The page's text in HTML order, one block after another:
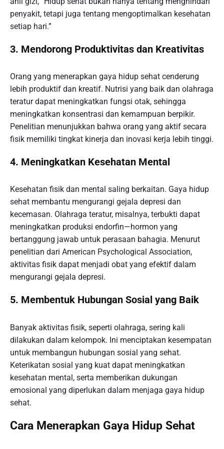
penyakit, tetapi juga tentang mengoptimalkan kesehatan
setiap hari.”
3. Mendorong Produktivitas dan Kreativitas
Orang yang menerapkan gaya hidup sehat cenderung
lebih produktif dan kreatif. Nutrisi yang baik dan olahraga
teratur dapat meningkatkan fungsi otak, sehingga
meningkatkan konsentrasi dan kemampuan berpikir.
Penelitian menunjukkan bahwa orang yang aktif secara
fisik memiliki tingkat kinerja dan inovasi kerja lebih tinggi.
4. Meningkatkan Kesehatan Mental
Kesehatan fisik dan mental saling berkaitan. Gaya hidup
sehat membantu mengurangi gejala depresi dan
kecemasan. Olahraga teratur, misalnya, terbukti dapat
meningkatkan produksi endorfin—hormon yang
bertanggung jawab untuk perasaan bahagia. Menurut
penelitian dari American Psychological Association,
aktivitas fisik dapat menjadi obat yang efektif dalam
mengurangi gejala depresi.
5. Membentuk Hubungan Sosial yang Baik
Banyak aktivitas fisik, seperti olahraga, sering kali
dilakukan dalam kelompok. Ini menciptakan kesempatan
untuk membangun hubungan sosial yang sehat.
Keterikatan sosial yang kuat dapat meningkatkan
kesehatan mental, serta memberikan dukungan
emosional yang diperlukan dalam menjaga gaya hidup
sehat.
Cara Menerapkan Gaya Hidup Sehat